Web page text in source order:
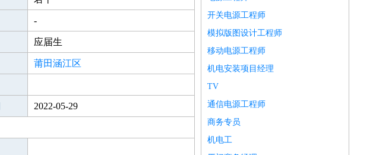
-
应届生
莆田涵江区
2022-05-29
开关电源工程师
模拟版图设计工程师
移动电源工程师
机电安装项目经理
TV
通信电源工程师
商务专员
机电工